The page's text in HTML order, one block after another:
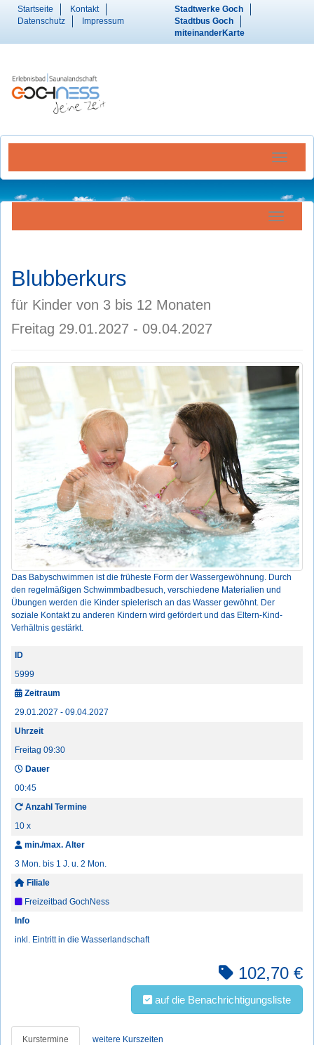
Startseite
Kontakt
Datenschutz
Impressum
Stadtwerke Goch
Stadtbus Goch
miteinanderKarte
Menü
Blubberkurs
für Kinder von 3 bis 12 Monaten
Freitag 29.01.2027 - 09.04.2027
Das Babyschwimmen ist die früheste Form der Wassergewöhnung. Durch
den regelmäßigen Schwimmbadbesuch, verschiedene Materialien und
Übungen werden die Kinder spielerisch an das Wasser gewöhnt. Der
soziale Kontakt zu anderen Kindern wird gefördert und das Eltern-Kind-
Verhältnis gestärkt.
ID
5999
Zeitraum
29.01.2027 - 09.04.2027
Uhrzeit
Freitag 09:30
Dauer
00:45
Anzahl Termine
10 x
min./max. Alter
3 Mon. bis 1 J. u. 2 Mon.
Filiale
Freizeitbad GochNess
Info
inkl. Eintritt in die Wasserlandschaft
102,70 €
auf die Benachrichtigungsliste
Kurstermine weitere Kurszeiten